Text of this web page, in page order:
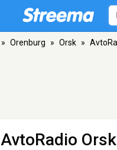
» Orenburg » Orsk »
AvtoRadio Orsk